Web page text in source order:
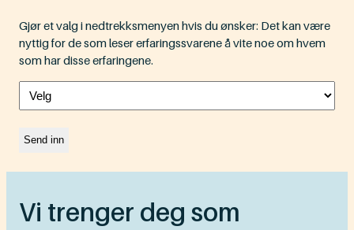
Gjør et valg i nedtrekksmenyen hvis du ønsker: Det kan være
nyttig for de som leser erfaringssvarene å vite noe om hvem
som har disse erfaringene.
Vi trenger deg som